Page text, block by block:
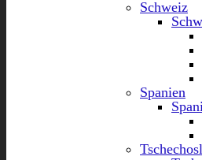
Schweiz
Spanien